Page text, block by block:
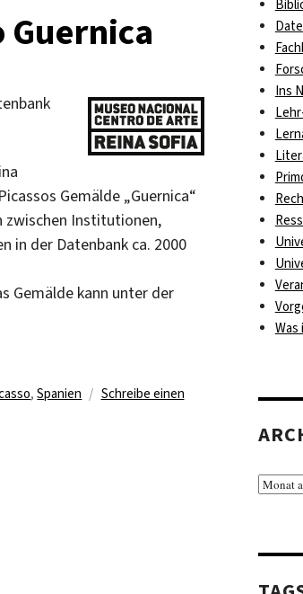
Gemälde „Guernica“
zwischen Institutionen,
in der Datenbank ca. 2000
Gemälde kann unter der
,Spanien
Schreibe einen
Ins
Was
Archiv